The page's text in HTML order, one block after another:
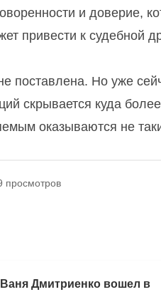
и доверие,
привести к судебной
поставлена. Но уже
скрывается куда
оказываются не
просмотров
Ваня Дмитриенко вошел в